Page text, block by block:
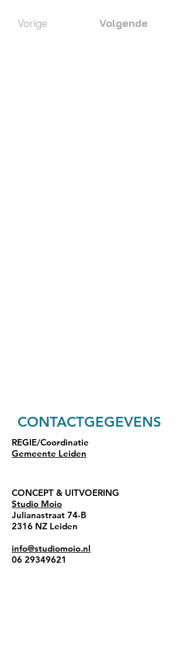
Vorige Volgende
CONTACTGEGEVENS​
REGIE/Coordinatie
Gemeente Leiden
CONCEPT & UITVOERING
Studio Moio
Julianastraat 74-B
2316 NZ Leiden
info@studiomoio.nl
06 29349621